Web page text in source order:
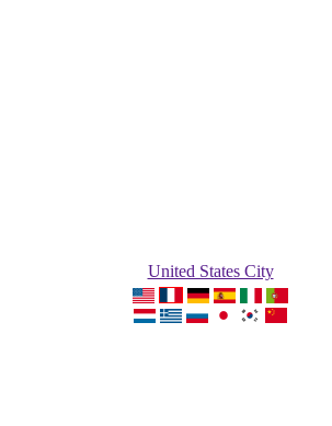
United States City